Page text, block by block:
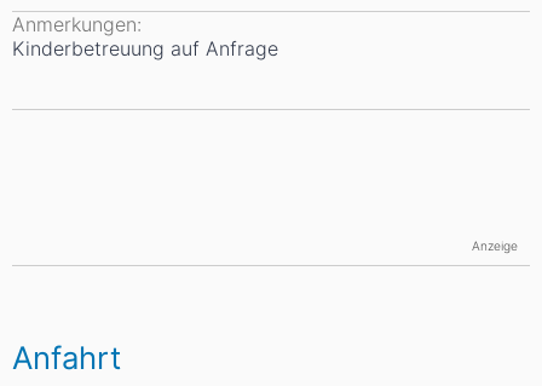
Anmerkungen:
Kinderbetreuung auf Anfrage
Anzeige
Anfahrt